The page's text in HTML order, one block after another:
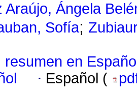
Araújo, Ángela
Sofía;
resumen en
· Español (